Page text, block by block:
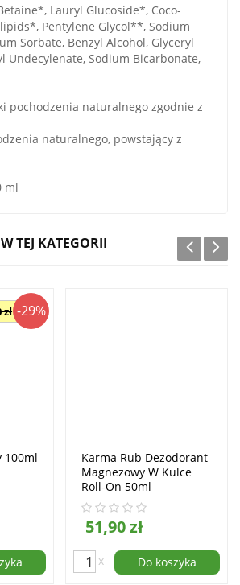
Lauryl Glucoside*, Coco-
Pentylene Glycol**, Sodium
Sorbate, Benzyl Alcohol, Glyceryl
Undecylenate, Sodium Bicarbonate,
pochodzenia naturalnego zgodnie z
naturalnego, powstający z
ml
TEJ KATEGORII
-29%
100ml
Karma Rub Dezodorant
Magnezowy W Kulce
Roll-On 50ml
51,90 zł
x Do koszyka